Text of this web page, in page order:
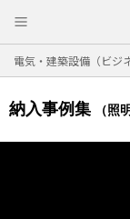
電気・建築設備（ビジ
納入事例集 （照